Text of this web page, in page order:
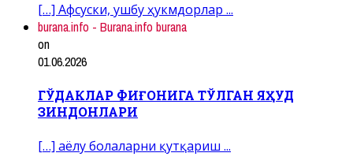
[…] Афсуски, ушбу ҳукмдорлар ...
burana.info - Burana.info burana
on
01.06.2026
ГЎДАКЛАР ФИҒОНИГА ТЎЛГАН ЯҲУД
ЗИНДОНЛАРИ
[…] аёлу болаларни қутқариш ...